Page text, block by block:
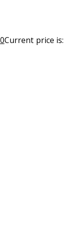
Current price is: